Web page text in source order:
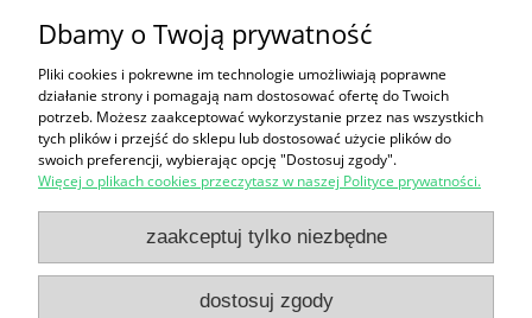
Gabriela Porębina
16,90 zł
do koszyka
Dbamy o Twoją prywatność
Pliki cookies i pokrewne im technologie umożliwiają poprawne
działanie strony i pomagają nam dostosować ofertę do Twoich
potrzeb. Możesz zaakceptować wykorzystanie przez nas wszystkich
tych plików i przejść do sklepu lub dostosować użycie plików do
swoich preferencji, wybierając opcję "Dostosuj zgody".
Więcej o plikach cookies przeczytasz w naszej Polityce prywatności.
zaakceptuj tylko niezbędne
dostosuj zgody